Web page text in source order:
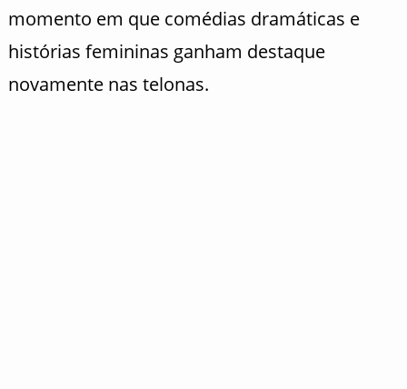
momento em que comédias dramáticas e
histórias femininas ganham destaque
novamente nas telonas.